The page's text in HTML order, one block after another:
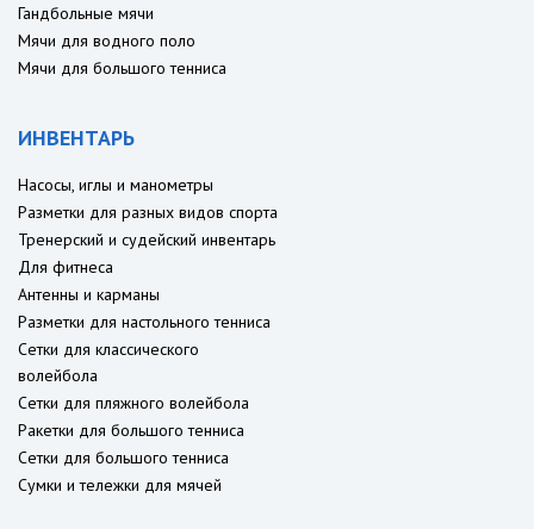
Гандбольные мячи
Мячи для водного поло
Мячи для большого тенниса
ИНВЕНТАРЬ
Насосы, иглы и манометры
Разметки для разных видов спорта
Тренерский и судейский инвентарь
Для фитнеса
Антенны и карманы
Разметки для настольного тенниса
Сетки для классического
волейбола
Сетки для пляжного волейбола
Ракетки для большого тенниса
Сетки для большого тенниса
Сумки и тележки для мячей